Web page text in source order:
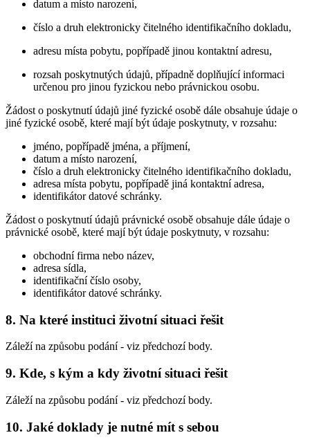
datum a místo narození,
číslo a druh elektronicky čitelného identifikačního dokladu,
adresu místa pobytu, popřípadě jinou kontaktní adresu,
rozsah poskytnutých údajů, případně doplňující informaci
určenou pro jinou fyzickou nebo právnickou osobu.
Žádost o poskytnutí údajů jiné fyzické osobě dále obsahuje údaje o
jiné fyzické osobě, které mají být údaje poskytnuty, v rozsahu:
jméno, popřípadě jména, a příjmení,
datum a místo narození,
číslo a druh elektronicky čitelného identifikačního dokladu,
adresa místa pobytu, popřípadě jiná kontaktní adresa,
identifikátor datové schránky.
Žádost o poskytnutí údajů právnické osobě obsahuje dále údaje o
právnické osobě, které mají být údaje poskytnuty, v rozsahu:
obchodní firma nebo název,
adresa sídla,
identifikační číslo osoby,
identifikátor datové schránky.
8. Na které instituci životní situaci řešit
Záleží na způsobu podání - viz předchozí body.
9. Kde, s kým a kdy životní situaci řešit
Záleží na způsobu podání - viz předchozí body.
10. Jaké doklady je nutné mít s sebou